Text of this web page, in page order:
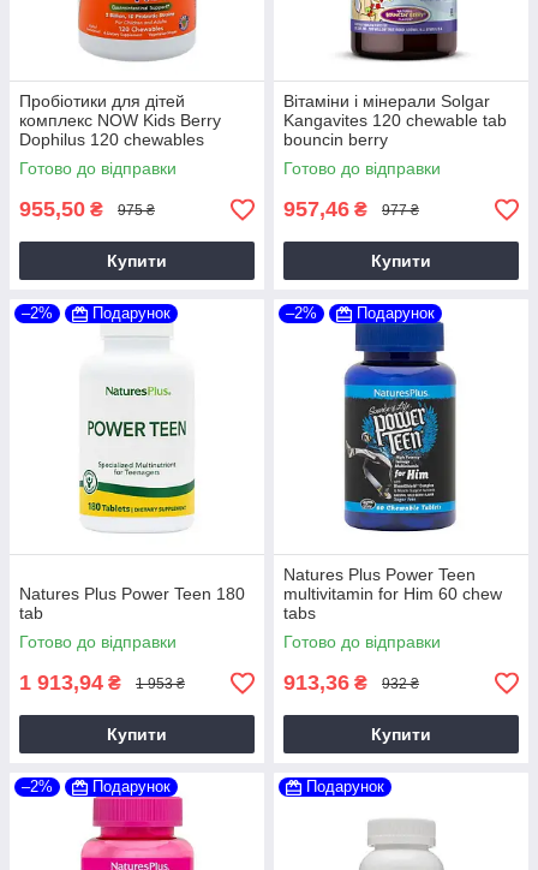
Пробіотики для дітей
комплекс NOW Kids Berry
Dophilus 120 chewables
Готово до відправки
955,50 ₴ 975 ₴
Купити
Вітаміни і мінерали Solgar
Kangavites 120 chewable tab
bouncin berry
Готово до відправки
957,46 ₴ 977 ₴
Купити
–2% Подарунок
Natures Plus Power Teen 180
tab
Готово до відправки
1 913,94 ₴ 1 953 ₴
Купити
–2% Подарунок
Natures Plus Power Teen
multivitamin for Him 60 chew
tabs
Готово до відправки
913,36 ₴ 932 ₴
Купити
–2% Подарунок Подарунок